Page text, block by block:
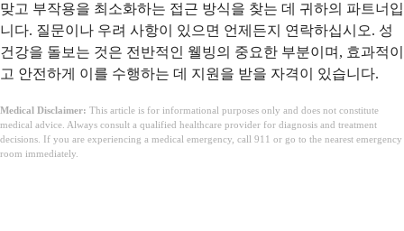
맞고 부작용을 최소화하는 접근 방식을 찾는 데 귀하의 파트너입
니다. 질문이나 우려 사항이 있으면 언제든지 연락하십시오. 성
건강을 돌보는 것은 전반적인 웰빙의 중요한 부분이며, 효과적이
고 안전하게 이를 수행하는 데 지원을 받을 자격이 있습니다.
Medical Disclaimer: This article is for informational purposes only and does not constitute
medical advice. Always consult a qualified healthcare provider for diagnosis and treatment
decisions. If you are experiencing a medical emergency, call 911 or go to the nearest emergency
room immediately.